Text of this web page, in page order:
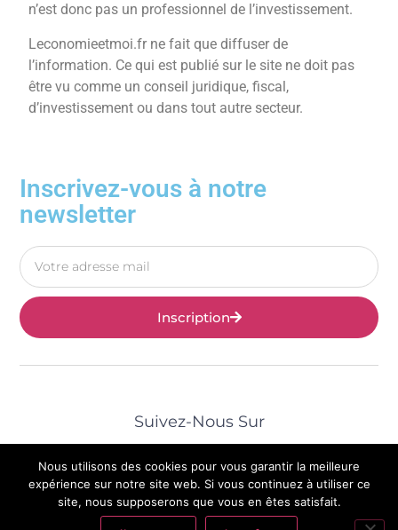
n’est donc pas un professionnel de l’investissement.
Leconomieetmoi.fr ne fait que diffuser de
l’information. Ce qui est publié sur le site ne doit pas
être vu comme un conseil juridique, fiscal,
d’investissement ou dans tout autre secteur.
Inscrivez-vous à notre
newsletter
Inscription
Suivez-Nous Sur
© 2025 Tous Droits Réservés | Mentions Légales |
Nous utilisons des cookies pour vous garantir la meilleure
expérience sur notre site web. Si vous continuez à utiliser ce
site, nous supposerons que vous en êtes satisfait.